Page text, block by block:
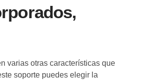
varias otras características que
soporte puedes elegir la